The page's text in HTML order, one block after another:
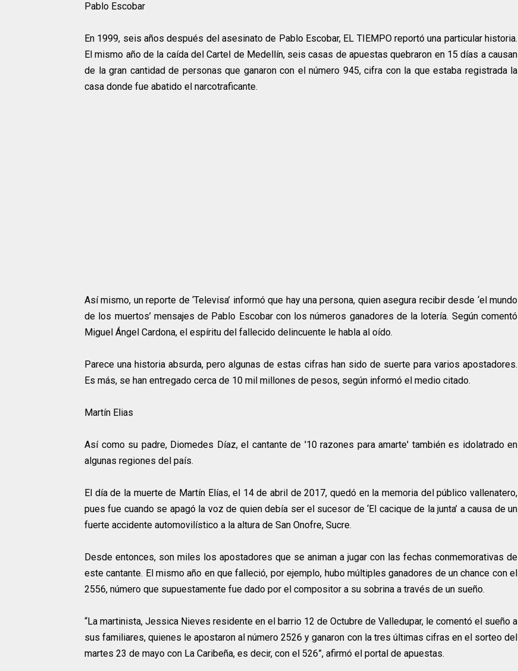
Pablo Escobar
En 1999, seis años después del asesinato de Pablo Escobar, EL TIEMPO reportó una particular historia.
El mismo año de la caída del Cartel de Medellín, seis casas de apuestas quebraron en 15 días a causan
de la gran cantidad de personas que ganaron con el número 945, cifra con la que estaba registrada la
casa donde fue abatido el narcotraficante.
Así mismo, un reporte de ‘Televisa’ informó que hay una persona, quien asegura recibir desde ‘el mundo
de los muertos’ mensajes de Pablo Escobar con los números ganadores de la lotería. Según comentó
Miguel Ángel Cardona, el espíritu del fallecido delincuente le habla al oído.
Parece una historia absurda, pero algunas de estas cifras han sido de suerte para varios apostadores.
Es más, se han entregado cerca de 10 mil millones de pesos, según informó el medio citado.
Martín Elias
Así como su padre, Diomedes Díaz, el cantante de '10 razones para amarte' también es idolatrado en
algunas regiones del país.
El día de la muerte de Martín Elías, el 14 de abril de 2017, quedó en la memoria del público vallenatero,
pues fue cuando se apagó la voz de quien debía ser el sucesor de ‘El cacique de la junta’ a causa de un
fuerte accidente automovilístico a la altura de San Onofre, Sucre.
Desde entonces, son miles los apostadores que se animan a jugar con las fechas conmemorativas de
este cantante. El mismo año en que falleció, por ejemplo, hubo múltiples ganadores de un chance con el
2556, número que supuestamente fue dado por el compositor a su sobrina a través de un sueño.
“La martinista, Jessica Nieves residente en el barrio 12 de Octubre de Valledupar, le comentó el sueño a
sus familiares, quienes le apostaron al número 2526 y ganaron con la tres últimas cifras en el sorteo del
martes 23 de mayo con La Caribeña, es decir, con el 526”, afirmó el portal de apuestas.